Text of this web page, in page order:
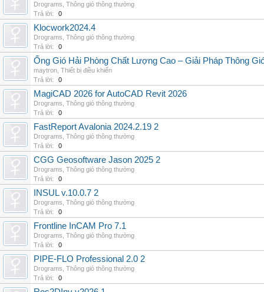
Drograms Thông gió thông thường
Trả lời:
0
Klocwork2024.4
Drograms Thông gió thông thường
Trả lời:
0
Ống Gió Hải Phòng Chất Lượng Cao – Giải Pháp Thông
maytron Thiết bị điều khiển
Trả lời:
0
MagiCAD 2026 for AutoCAD Revit 2026
Drograms Thông gió thông thường
Trả lời:
0
FastReport Avalonia 2024.2.19 2
Drograms Thông gió thông thường
Trả lời:
0
CGG Geosoftware Jason 2025 2
Drograms Thông gió thông thường
Trả lời:
0
INSUL v.10.0.7 2
Drograms Thông gió thông thường
Trả lời:
0
Frontline InCAM Pro 7.1
Drograms Thông gió thông thường
Trả lời:
0
PIPE-FLO Professional 2.0 2
Drograms Thông gió thông thường
Trả lời:
0